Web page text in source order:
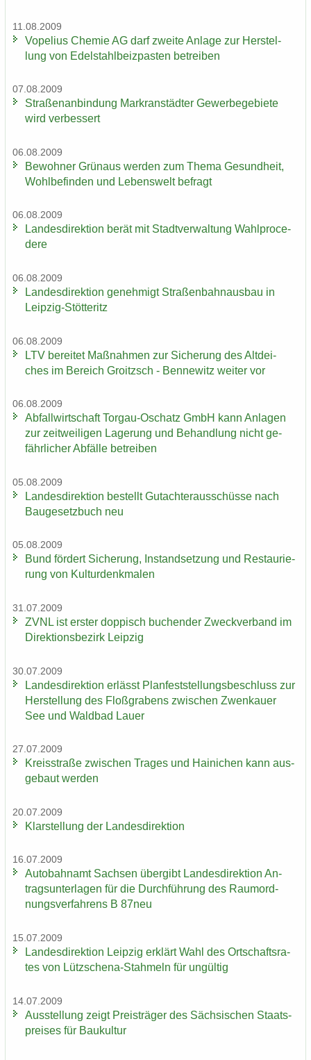
11.08.2009
Vo­pe­li­us Che­mie AG darf zwei­te An­la­ge zur Her­stel­
lung von Edel­stahl­beiz­pas­ten be­trei­ben
07.08.2009
Stra­ßen­an­bin­dung Markran­städ­ter Ge­wer­be­ge­bie­te
wird ver­bes­sert
06.08.2009
Be­woh­ner Grün­aus wer­den zum Thema Ge­sund­heit,
Wohl­be­fin­den und Le­bens­welt be­fragt
06.08.2009
Lan­des­di­rek­ti­on berät mit Stadt­ver­wal­tung Wahlpro­ce­
de­re
06.08.2009
Lan­des­di­rek­ti­on ge­neh­migt Stra­ßen­bahn­aus­bau in
Leipzig-​Stötteritz
06.08.2009
LTV be­rei­tet Maß­nah­men zur Si­che­rung des Alt­dei­
ches im Be­reich Groitzsch - Ben­ne­witz wei­ter vor
06.08.2009
Ab­fall­wirt­schaft Torgau-​Oschatz GmbH kann An­la­gen
zur zeit­wei­li­gen La­ge­rung und Be­hand­lung nicht ge­
fähr­li­cher Ab­fäl­le be­trei­ben
05.08.2009
Lan­des­di­rek­ti­on be­stellt Gut­ach­ter­aus­schüs­se nach
Bau­ge­setz­buch neu
05.08.2009
Bund för­dert Si­che­rung, In­stand­set­zung und Re­stau­rie­
rung von Kul­tur­denk­ma­len
31.07.2009
ZVNL ist ers­ter dop­pisch bu­chen­der Zweck­ver­band im
Di­rek­ti­ons­be­zirk Leip­zig
30.07.2009
Lan­des­di­rek­ti­on er­lässt Plan­fest­stel­lungs­be­schluss zur
Her­stel­lung des Floß­gra­bens zwi­schen Zwenkau­er
See und Wald­bad Lauer
27.07.2009
Kreis­stra­ße zwi­schen Tra­ges und Hai­ni­chen kann aus­
ge­baut wer­den
20.07.2009
Klar­stel­lung der Lan­des­di­rek­ti­on
16.07.2009
Au­to­bahn­amt Sach­sen über­gibt Lan­des­di­rek­ti­on An­
trags­un­ter­la­gen für die Durch­füh­rung des Raum­ord­
nungs­ver­fah­rens B 87neu
15.07.2009
Lan­des­di­rek­ti­on Leip­zig er­klärt Wahl des Ort­schafts­ra­
tes von Lützschena-​Stahmeln für un­gül­tig
14.07.2009
Aus­stel­lung zeigt Preis­trä­ger des Säch­si­schen Staats­
prei­ses für Bau­kul­tur